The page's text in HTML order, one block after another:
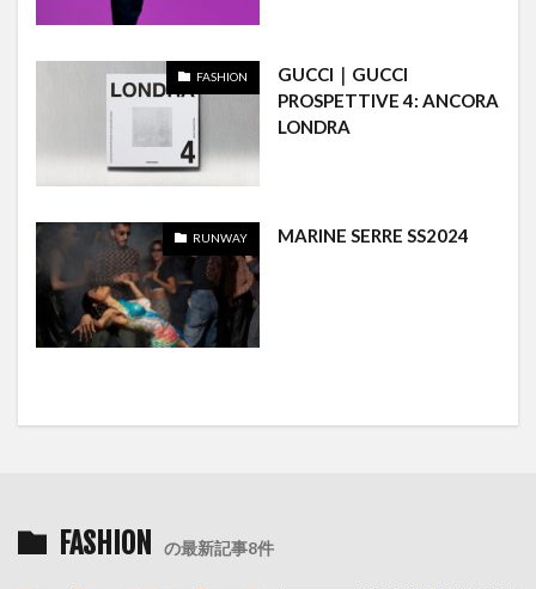
FASHION
GUCCI｜GUCCI
PROSPETTIVE 4: ANCORA
LONDRA
RUNWAY MARINE SERRE SS2024
FASHION の最新記事8件